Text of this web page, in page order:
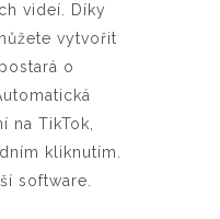
videí. Díky
vytvořit
o
na TikTok,
kliknutím.
software.